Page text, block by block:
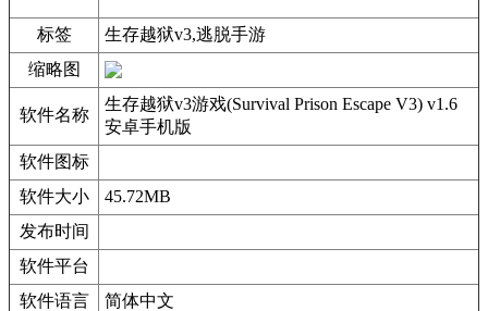
标签
生存越狱v3,逃脱手游
缩略图
软件名称
生存越狱v3游戏(Survival Prison Escape V3) v1.6
安卓手机版
软件图标
软件大小
45.72MB
发布时间
软件平台
软件语言
简体中文